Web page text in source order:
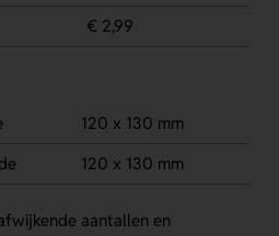
€ 2,99
120 x 130 mm
120 x 130 mm
aantallen en